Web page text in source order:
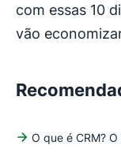
com essas 10
vão
O que é CRM?